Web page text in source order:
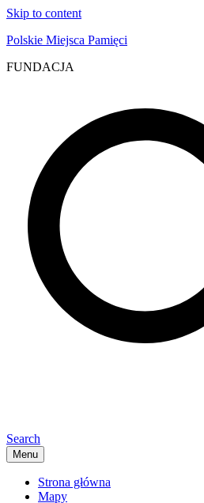
Skip to content
Polskie Miejsca Pamięci
FUNDACJA
Search
Menu
Strona główna
Mapy